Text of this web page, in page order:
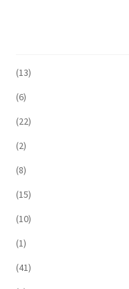
(13)
(6)
(22)
(2)
(8)
(15)
(10)
(1)
(41)